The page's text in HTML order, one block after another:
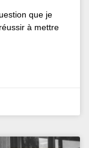
que je
à mettre